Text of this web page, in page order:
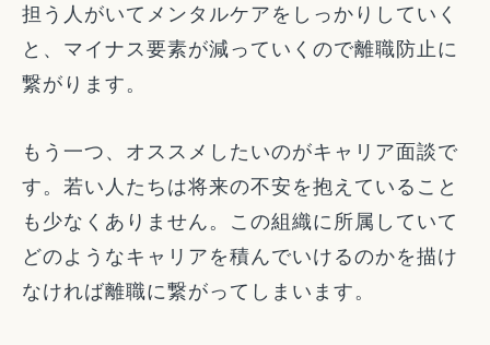
担う人がいてメンタルケアをしっかりしていく
と、マイナス要素が減っていくので離職防止に
繋がります。
もう一つ、オススメしたいのがキャリア面談で
す。若い人たちは将来の不安を抱えていること
も少なくありません。この組織に所属していて
どのようなキャリアを積んでいけるのかを描け
なければ離職に繋がってしまいます。